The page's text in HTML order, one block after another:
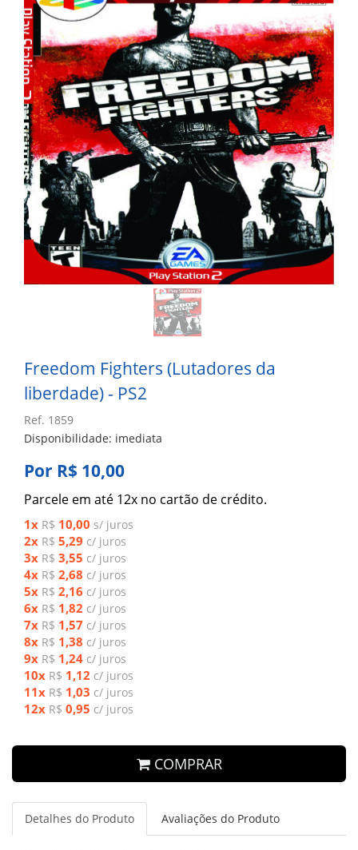
Freedom Fighters (Lutadores da
liberdade) - PS2
Ref. 1859
Disponibilidade: imediata
Por R$ 10,00
Parcele em até 12x no cartão de crédito.
1x R$ 10,00 s/ juros
2x R$ 5,29 c/ juros
3x R$ 3,55 c/ juros
4x R$ 2,68 c/ juros
5x R$ 2,16 c/ juros
6x R$ 1,82 c/ juros
7x R$ 1,57 c/ juros
8x R$ 1,38 c/ juros
9x R$ 1,24 c/ juros
10x R$ 1,12 c/ juros
11x R$ 1,03 c/ juros
12x R$ 0,95 c/ juros
COMPRAR
Detalhes do Produto Avaliações do Produto